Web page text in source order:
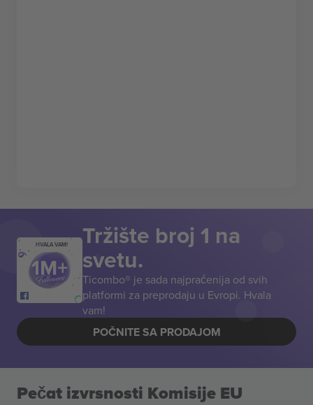
HVALA VAM! Tržište broj 1 na
svetu.
Ticombo® je sada najpraćenija od svih
platformi za preprodaju u Evropi. Hvala
vam!
POČNITE SA PRODAJOM
Pečat izvrsnosti Komisije EU